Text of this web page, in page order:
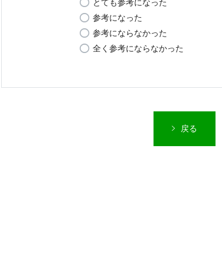
とても参考になった
参考になった
参考にならなかった
全く参考にならなかった
戻る